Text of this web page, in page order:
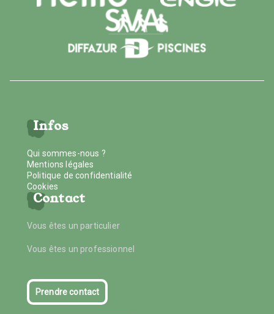
Infos
Qui sommes-nous ?
Mentions légales
Politique de confidentialité
Cookies
Contact
Vous êtes un particulier
Vous êtes un professionnel
Prendre contact